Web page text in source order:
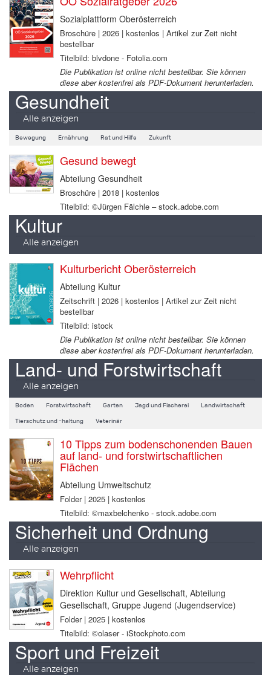
Sozialplattform Oberösterreich
Broschüre | 2026 | kostenlos | Artikel zur Zeit nicht
bestellbar
Titelbild: blvdone - Fotolia.com
Die Publikation ist online nicht bestellbar. Sie können
diese aber kostenfrei als PDF-Dokument herunterladen.
Gesundheit
Alle anzeigen
Bewegung Ernährung Rat und Hilfe Zukunft
Gesund bewegt
Abteilung Gesundheit
Broschüre | 2018 | kostenlos
Titelbild: ©Jürgen Fälchle – stock.adobe.com
Kultur
Alle anzeigen
Kulturbericht Oberösterreich
Abteilung Kultur
Zeitschrift | 2026 | kostenlos | Artikel zur Zeit nicht
bestellbar
Titelbild: istock
Die Publikation ist online nicht bestellbar. Sie können
diese aber kostenfrei als PDF-Dokument herunterladen.
Land- und Forstwirtschaft
Alle anzeigen
Boden Forstwirtschaft Garten Jagd und Fischerei Landwirtschaft
Tierschutz und -haltung Veterinär
10 Tipps zum bodenschonenden Bauen
auf land- und forstwirtschaftlichen
Flächen
Abteilung Umweltschutz
Folder | 2025 | kostenlos
Titelbild: ©maxbelchenko - stock.adobe.com
Sicherheit und Ordnung
Alle anzeigen
Wehrpflicht
Direktion Kultur und Gesellschaft, Abteilung
Gesellschaft, Gruppe Jugend (Jugendservice)
Folder | 2025 | kostenlos
Titelbild: ©olaser - iStockphoto.com
Sport und Freizeit
Alle anzeigen